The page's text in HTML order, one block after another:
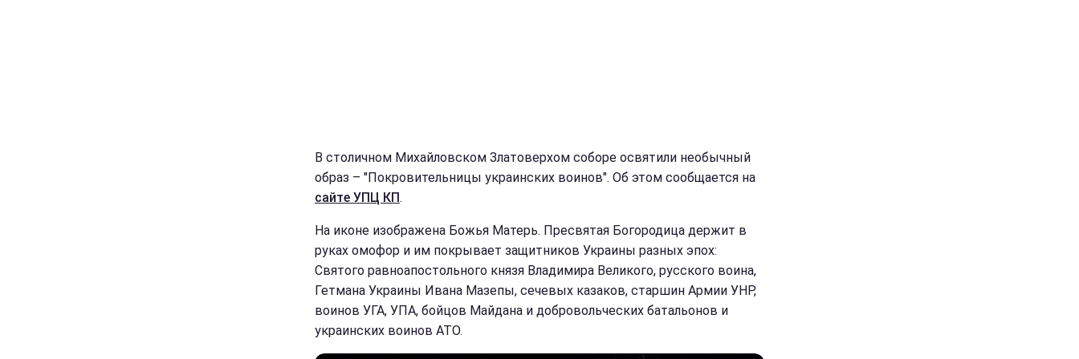
В столичном Михайловском Златоверхом соборе освятили необычный
образ – "Покровительницы украинских воинов". Об этом сообщается на
сайте УПЦ КП.
На иконе изображена Божья Матерь. Пресвятая Богородица держит в
руках омофор и им покрывает защитников Украины разных эпох:
Святого равноапостольного князя Владимира Великого, русского воина,
Гетмана Украины Ивана Мазепы, сечевых казаков, старшин Армии УНР,
воинов УГА, УПА, бойцов Майдана и добровольческих батальонов и
украинских воинов АТО.